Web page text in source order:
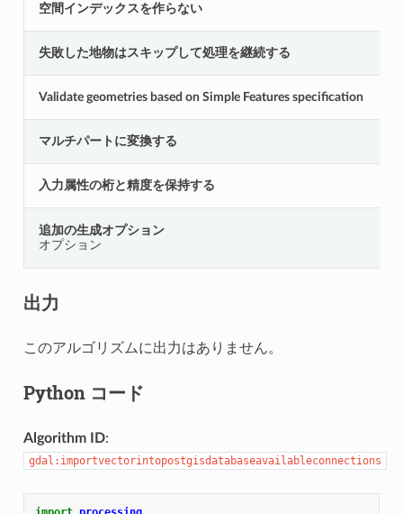
空間インデックスを作らない
失敗した地物はスキップして処理を継続する
Validate geometries based on Simple Features specification
マルチパートに変換する
入力属性の桁と精度を保持する
追加の生成オプション
オプション
出力
このアルゴリズムに出力はありません。
Python コード
Algorithm ID:
gdal:importvectorintopostgisdatabaseavailableconnections